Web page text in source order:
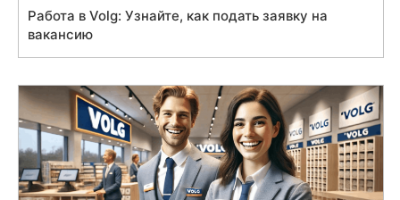
Работа в Volg: Узнайте, как подать заявку на
вакансию